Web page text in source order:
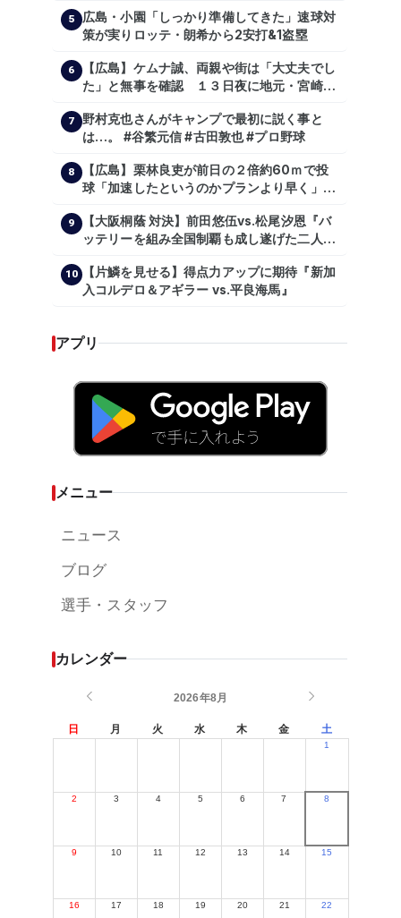
5
広島・小園「しっかり準備してきた」速球対
策が実りロッテ・朗希から2安打&1盗塁
6
【広島】ケムナ誠、両親や街は「大丈夫でし
た」と無事を確認 １３日夜に地元・宮崎県
7
野村克也さんがキャンプで最初に説く事と
は…。 #谷繁元信 #古田敦也 #プロ野球
8
【広島】栗林良吏が前日の２倍約60ｍで投
球「加速したというのかプランより早く」自
9
【大阪桐蔭 対決】前田悠伍vs.松尾汐恩『バ
ッテリーを組み全国制覇も成し遂げた二人
10
【片鱗を見せる】得点力アップに期待『新加
入コルデロ＆アギラー vs.平良海馬』
アプリ
メニュー
ニュース
ブログ
選手・スタッフ
カレンダー
2026年8月
日 月 火 水 木 金 土
1
2 3 4 5 6 7 8
9 10 11 12 13 14 15
16 17 18 19 20 21 22